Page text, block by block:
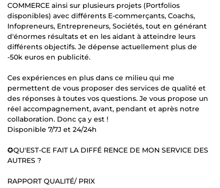
COMMERCE ainsi sur plusieurs projets (Portfolios
disponibles) avec différents E-commerçants, Coachs,
Infopreneurs, Entrepreneurs, Sociétés, tout en générant
d'énormes résultats et en les aidant à atteindre leurs
différents objectifs. Je dépense actuellement plus de
-50k euros en publicité.
Ces expériences en plus dans ce milieu qui me
permettent de vous proposer des services de qualité et
des réponses à toutes vos questions. Je vous propose un
réel accompagnement, avant, pendant et après notre
collaboration. Donc ça y est !
Disponible 7/7J et 24/24h
✪QU'EST-CE FAIT LA DIFFÉ RENCE DE MON SERVICE DES
AUTRES ?
RAPPORT QUALITÉ/ PRIX